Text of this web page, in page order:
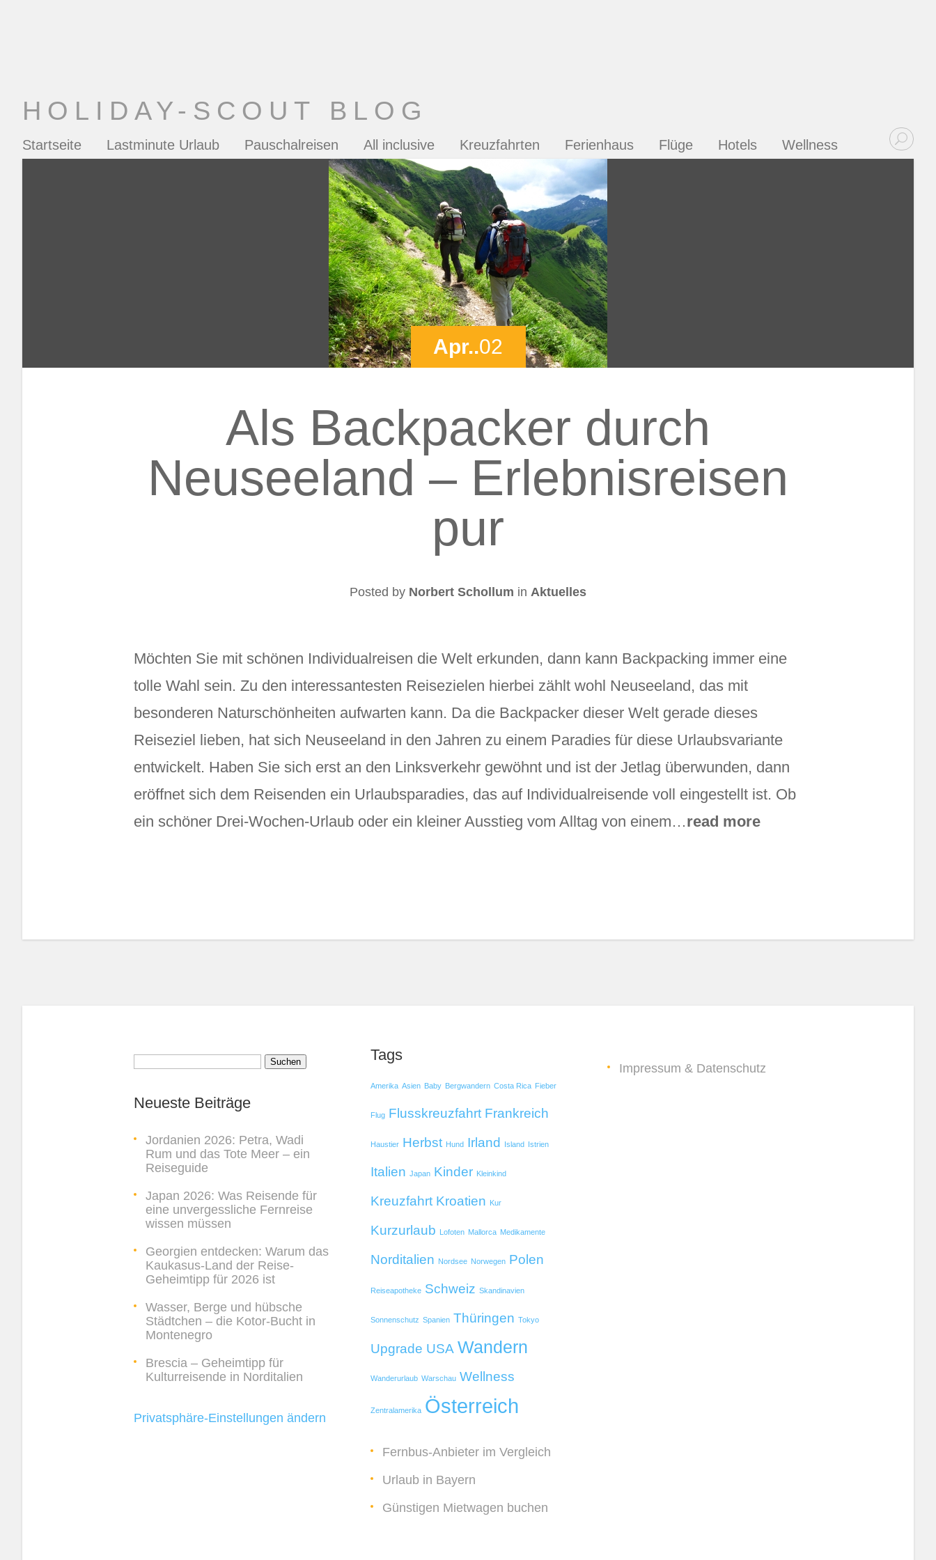
HOLIDAY-SCOUT BLOG
Startseite Lastminute Urlaub Pauschalreisen All inclusive Kreuzfahrten Ferienhaus Flüge Hotels Wellness
Apr..02
Als Backpacker durch
Neuseeland – Erlebnisreisen
pur
Posted by Norbert Schollum in Aktuelles
Möchten Sie mit schönen Individualreisen die Welt erkunden, dann kann Backpacking immer eine
tolle Wahl sein. Zu den interessantesten Reisezielen hierbei zählt wohl Neuseeland, das mit
besonderen Naturschönheiten aufwarten kann. Da die Backpacker dieser Welt gerade dieses
Reiseziel lieben, hat sich Neuseeland in den Jahren zu einem Paradies für diese Urlaubsvariante
entwickelt. Haben Sie sich erst an den Linksverkehr gewöhnt und ist der Jetlag überwunden, dann
eröffnet sich dem Reisenden ein Urlaubsparadies, das auf Individualreisende voll eingestellt ist. Ob
ein schöner Drei-Wochen-Urlaub oder ein kleiner Ausstieg vom Alltag von einem…read more
Neueste Beiträge
Jordanien 2026: Petra, Wadi
Rum und das Tote Meer – ein
Reiseguide
Japan 2026: Was Reisende für
eine unvergessliche Fernreise
wissen müssen
Georgien entdecken: Warum das
Kaukasus-Land der Reise-
Geheimtipp für 2026 ist
Wasser, Berge und hübsche
Städtchen – die Kotor-Bucht in
Montenegro
Brescia – Geheimtipp für
Kulturreisende in Norditalien
Privatsphäre-Einstellungen ändern
Tags
Amerika Asien Baby Bergwandern Costa Rica Fieber
Flug Flusskreuzfahrt Frankreich
Haustier Herbst Hund Irland Island Istrien
Italien Japan Kinder Kleinkind
Kreuzfahrt Kroatien Kur
Kurzurlaub Lofoten Mallorca Medikamente
Norditalien Nordsee Norwegen Polen
Reiseapotheke Schweiz Skandinavien
Sonnenschutz Spanien Thüringen Tokyo
Upgrade USA Wandern
Wanderurlaub Warschau Wellness
Zentralamerika Österreich
Fernbus-Anbieter im Vergleich
Urlaub in Bayern
Günstigen Mietwagen buchen
Impressum & Datenschutz